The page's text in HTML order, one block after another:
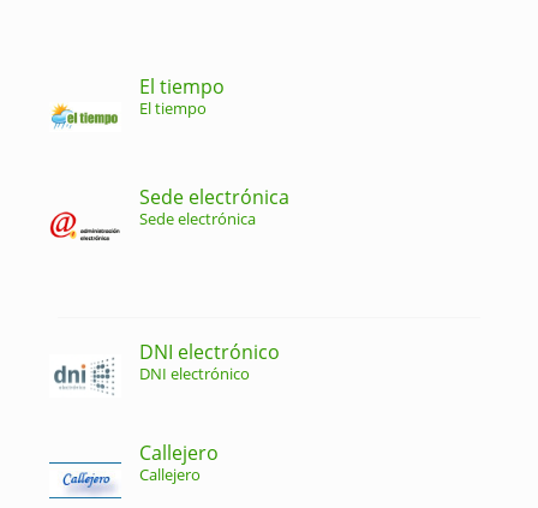
El tiempo
El tiempo
Sede electrónica
Sede electrónica
DNI electrónico
DNI electrónico
Callejero
Callejero